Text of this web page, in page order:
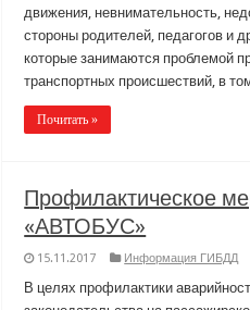
движения, невнимательность,
стороны родителей, педагогов и
которые занимаются проблемой
транспортных происшествий, в
Почитать »
Профилактическое
«АВТОБУС»
15.11.2017 Информация ГИБДД
В целях профилактики